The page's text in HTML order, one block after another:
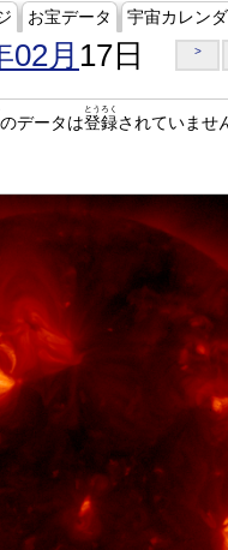
お宝データ 宇宙カレン
02月 17日 >
のデータは登録
とうろく
されていませ